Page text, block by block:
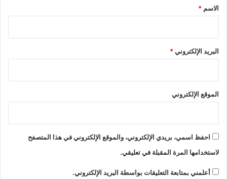
*
الاسم *
البريد الإلكتروني*
الموقع الإلكتروني
احفظ اسمي، بريدي الإلكتروني، والموقع الإلكتروني في هذا المتصفح
لاستخدامها المرة المقبلة في تعليقي.
أعلمني بمتابعة التعليقات بواسطة البريد الإلكتروني.